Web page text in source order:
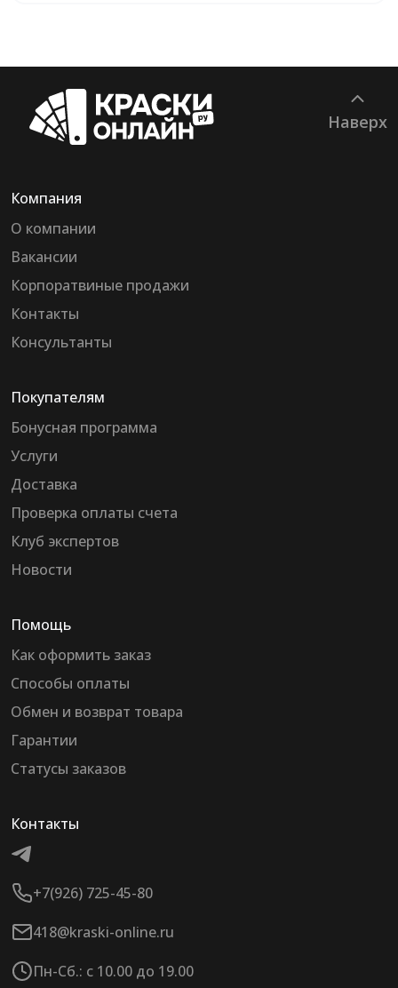
Наверх
Компания
О компании
Вакансии
Корпоратвиные продажи
Контакты
Консультанты
Покупателям
Бонусная программа
Услуги
Доставка
Проверка оплаты счета
Клуб экспертов
Новости
Помощь
Как оформить заказ
Способы оплаты
Обмен и возврат товара
Гарантии
Статусы заказов
Контакты
+7(926) 725-45-80
418@kraski-online.ru
Пн-Сб.: с 10.00 до 19.00